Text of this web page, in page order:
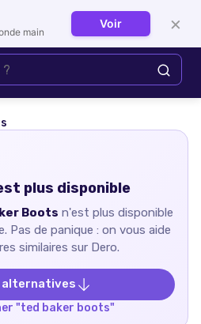
Se connecter
plus disponible
Boots n'est plus disponible
. Pas de panique : on vous aide
similaires sur Dero.
alternatives
"ted baker boots"
main
Voir ×